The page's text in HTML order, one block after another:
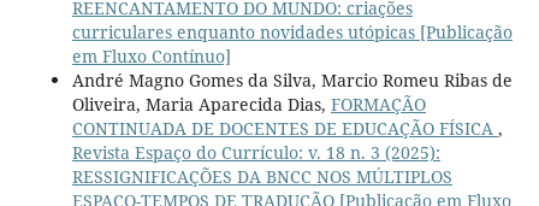
REENCANTAMENTO DO MUNDO: criações
curriculares enquanto novidades utópicas [Publicação
em Fluxo Contínuo]
André Magno Gomes da Silva, Marcio Romeu Ribas de
Oliveira, Maria Aparecida Dias, FORMAÇÃO
CONTINUADA DE DOCENTES DE EDUCAÇÃO FÍSICA ,
Revista Espaço do Currículo: v. 18 n. 3 (2025):
RESSIGNIFICAÇÕES DA BNCC NOS MÚLTIPLOS
ESPAÇO-TEMPOS DE TRADUÇÃO [Publicação em Fluxo